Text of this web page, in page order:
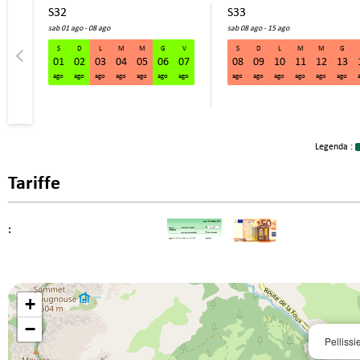
S32
sab 01 ago - 08 ago
S
01
ago
D
02
ago
L
03
ago
M
04
ago
M
05
ago
G
06
ago
V
07
ago
S33
sab 08 ago - 15 ago
S
08
ago
D
09
ago
L
10
ago
M
11
ago
M
12
ago
G
13
ago
Legenda :
Tariffe
:
+
−